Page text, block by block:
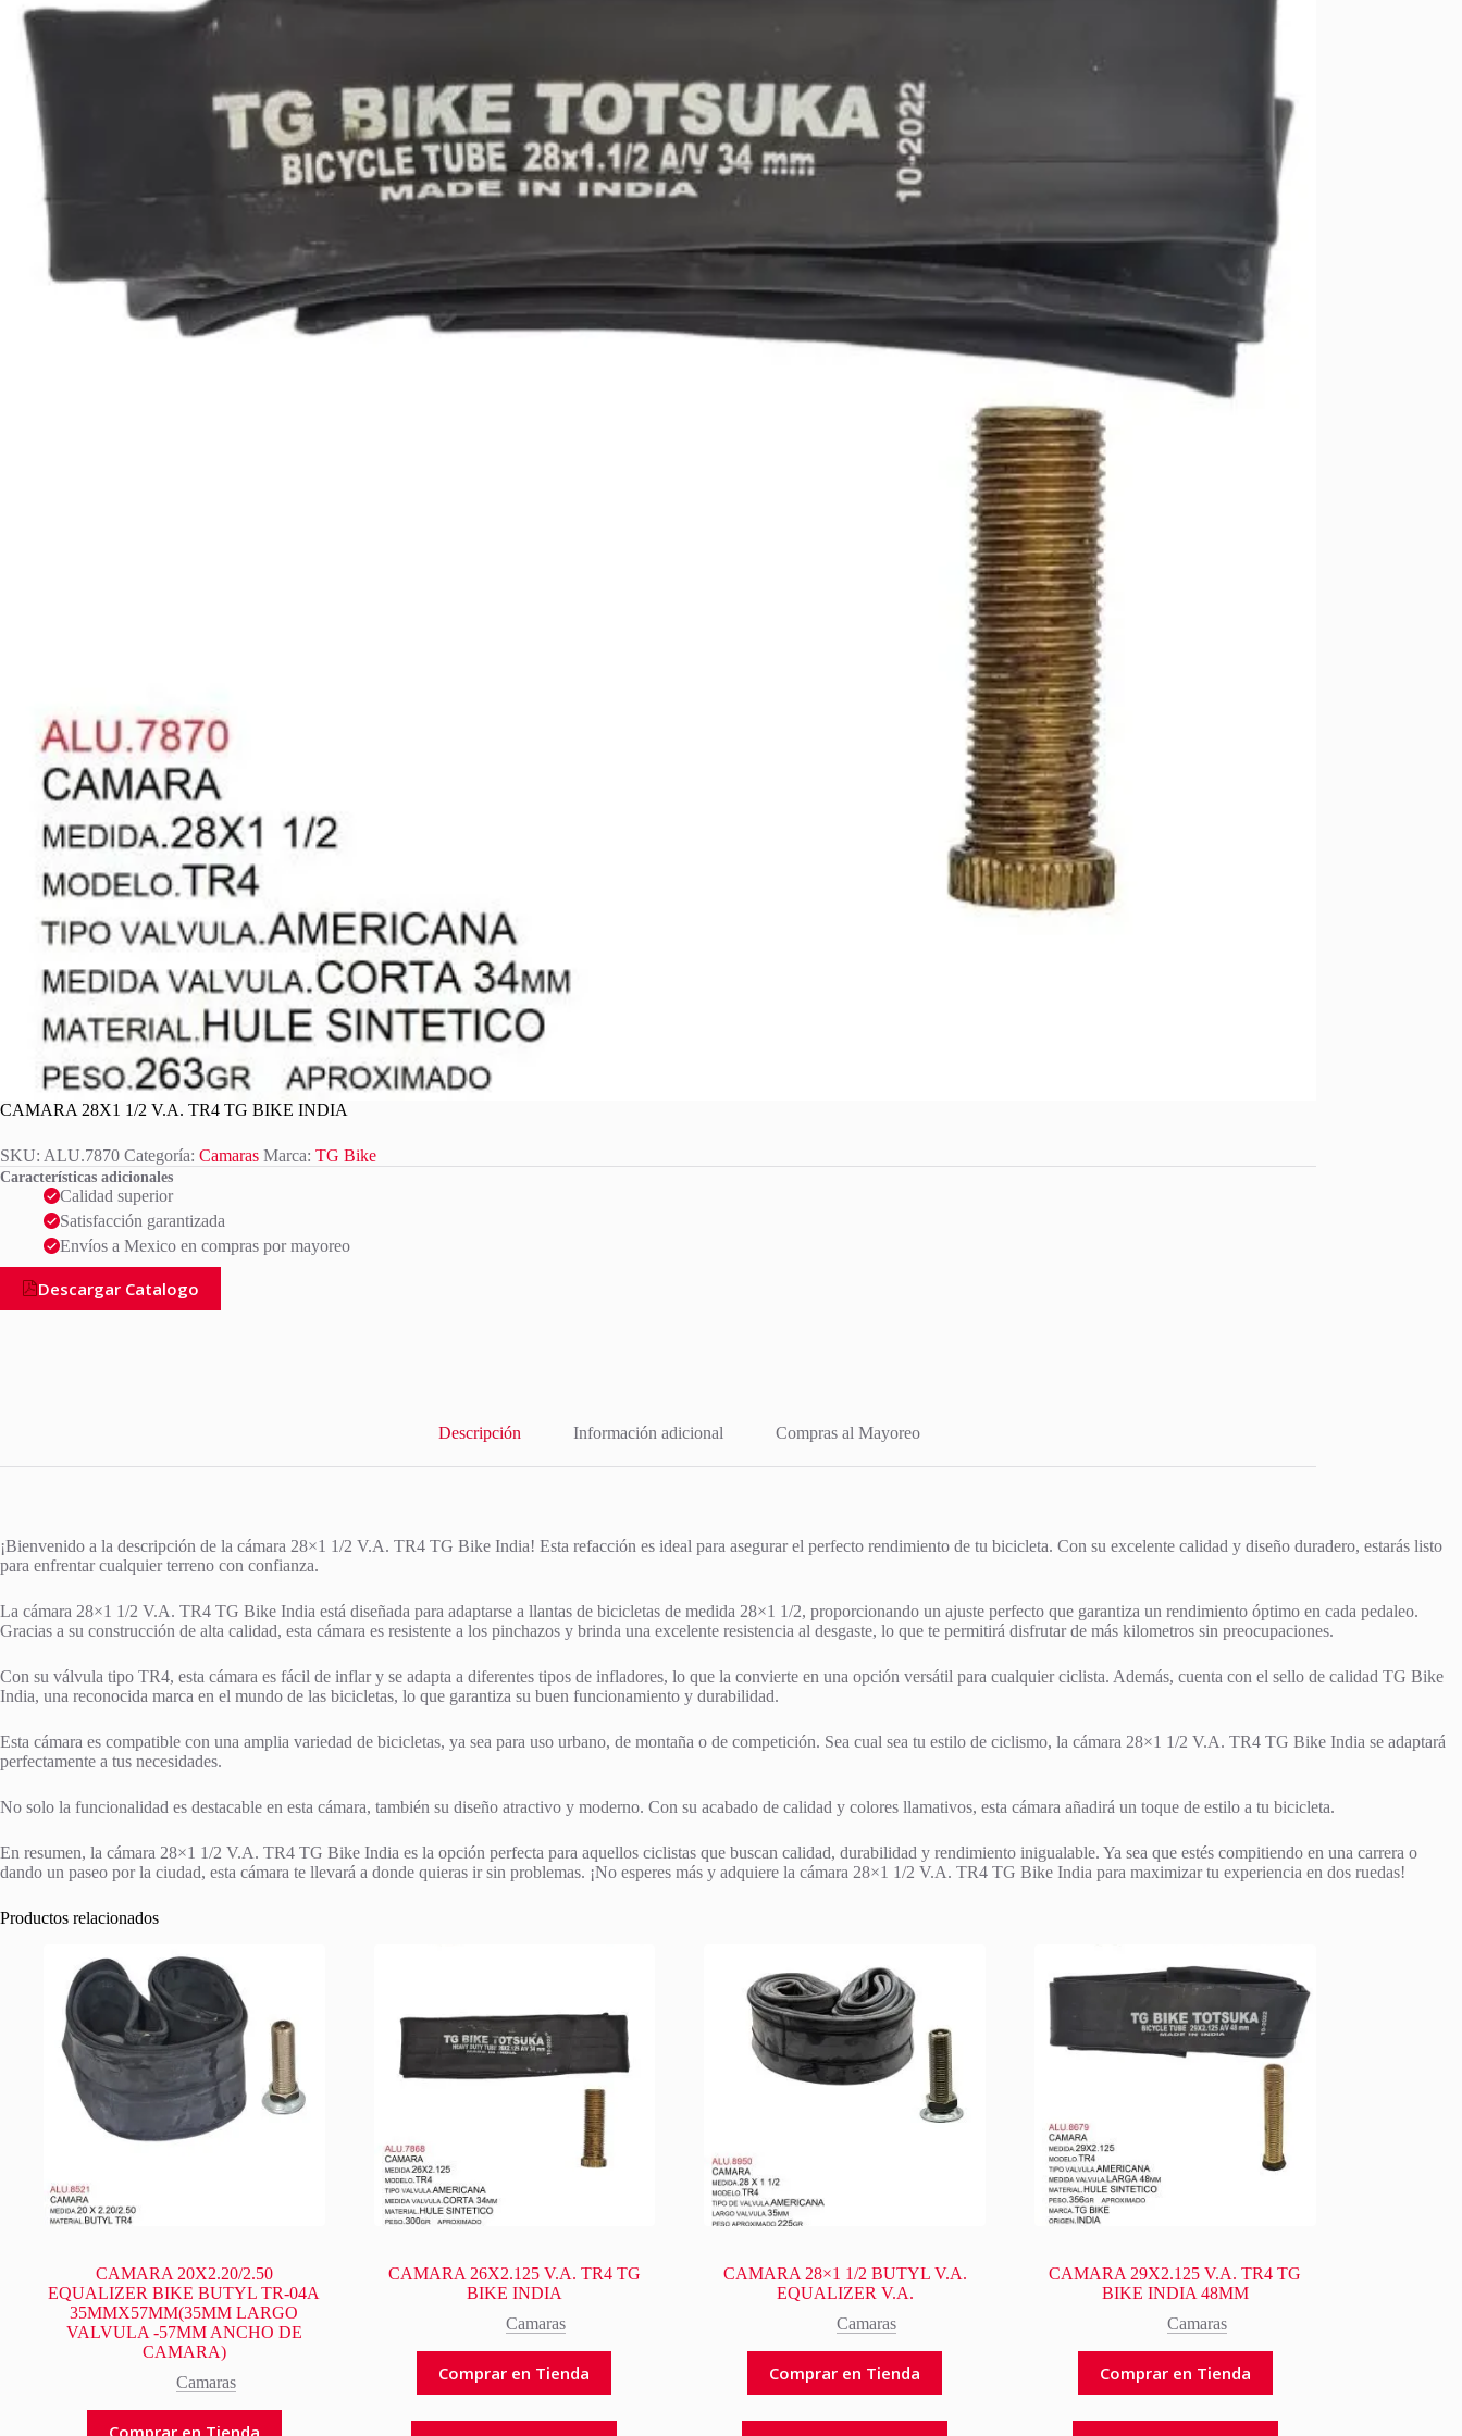
CAMARA 28X1 1/2 V.A. TR4 TG BIKE INDIA
SKU: ALU.7870 Categoría: Camaras Marca: TG Bike
Características adicionales
Calidad superior
Satisfacción garantizada
Envíos a Mexico en compras por mayoreo
Descargar Catalogo
Descripción Información adicional Compras al Mayoreo
¡Bienvenido a la descripción de la cámara 28×1 1/2 V.A. TR4 TG Bike India! Esta refacción es ideal para asegurar el perfecto rendimiento de tu bicicleta. Con su excelente calidad y diseño duradero, estarás listo
para enfrentar cualquier terreno con confianza.
La cámara 28×1 1/2 V.A. TR4 TG Bike India está diseñada para adaptarse a llantas de bicicletas de medida 28×1 1/2, proporcionando un ajuste perfecto que garantiza un rendimiento óptimo en cada pedaleo.
Gracias a su construcción de alta calidad, esta cámara es resistente a los pinchazos y brinda una excelente resistencia al desgaste, lo que te permitirá disfrutar de más kilometros sin preocupaciones.
Con su válvula tipo TR4, esta cámara es fácil de inflar y se adapta a diferentes tipos de infladores, lo que la convierte en una opción versátil para cualquier ciclista. Además, cuenta con el sello de calidad TG Bike
India, una reconocida marca en el mundo de las bicicletas, lo que garantiza su buen funcionamiento y durabilidad.
Esta cámara es compatible con una amplia variedad de bicicletas, ya sea para uso urbano, de montaña o de competición. Sea cual sea tu estilo de ciclismo, la cámara 28×1 1/2 V.A. TR4 TG Bike India se adaptará
perfectamente a tus necesidades.
No solo la funcionalidad es destacable en esta cámara, también su diseño atractivo y moderno. Con su acabado de calidad y colores llamativos, esta cámara añadirá un toque de estilo a tu bicicleta.
En resumen, la cámara 28×1 1/2 V.A. TR4 TG Bike India es la opción perfecta para aquellos ciclistas que buscan calidad, durabilidad y rendimiento inigualable. Ya sea que estés compitiendo en una carrera o
dando un paseo por la ciudad, esta cámara te llevará a donde quieras ir sin problemas. ¡No esperes más y adquiere la cámara 28×1 1/2 V.A. TR4 TG Bike India para maximizar tu experiencia en dos ruedas!
Productos relacionados
CAMARA 20X2.20/2.50
EQUALIZER BIKE BUTYL TR-04A
35MMX57MM(35MM LARGO
VALVULA -57MM ANCHO DE
CAMARA)
Camaras
Comprar en Tienda
CAMARA 26X2.125 V.A. TR4 TG
BIKE INDIA
Camaras
Comprar en Tienda
CAMARA 28×1 1/2 BUTYL V.A.
EQUALIZER V.A.
Camaras
Comprar en Tienda
CAMARA 29X2.125 V.A. TR4 TG
BIKE INDIA 48MM
Camaras
Comprar en Tienda